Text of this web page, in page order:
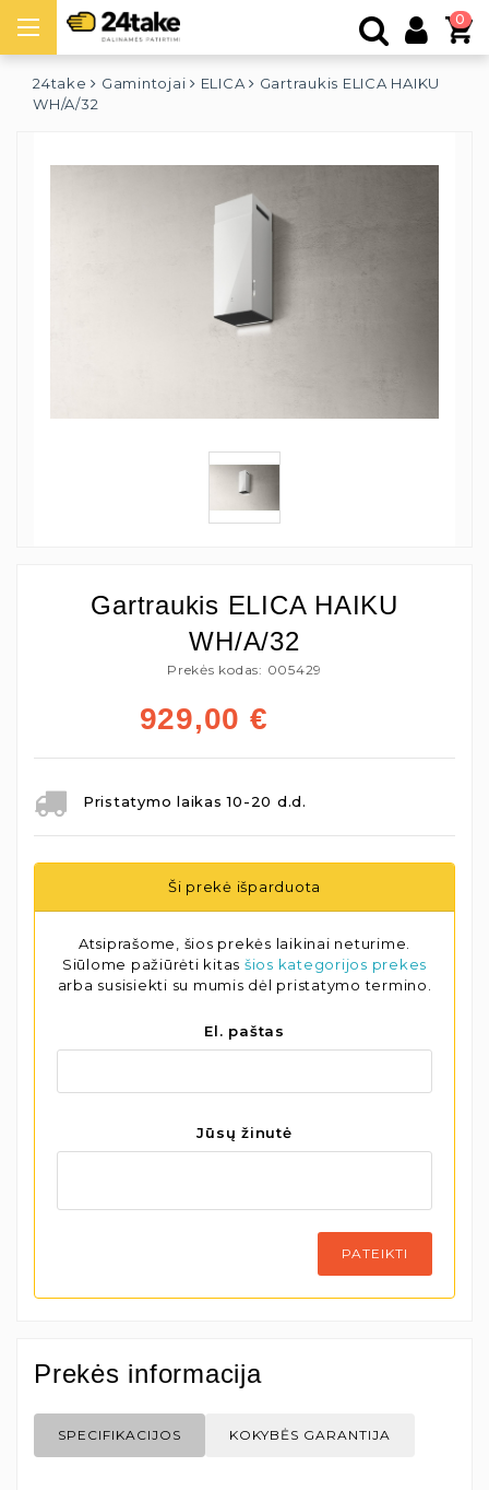
0
24take Gamintojai ELICA
Gartraukis ELICA HAIKU
WH/A/32
Gartraukis ELICA HAIKU
WH/A/32
Prekės kodas: 005429
929,00 €
Pristatymo laikas 10-20 d.d.
Ši prekė išparduota
Atsiprašome, šios prekės laikinai neturime.
Siūlome pažiūrėti kitas šios kategorijos prekes
arba susisiekti su mumis dėl pristatymo termino.
El. paštas
Jūsų žinutė
PATEIKTI
Prekės informacija
SPECIFIKACIJOS KOKYBĖS GARANTIJA